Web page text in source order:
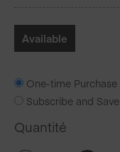
Available
One-time Purchase
Subscribe and Save
Quantité